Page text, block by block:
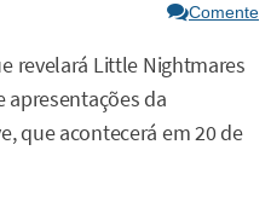
Comente
revelará Little Nightmares
apresentações da
que acontecerá em 20 de